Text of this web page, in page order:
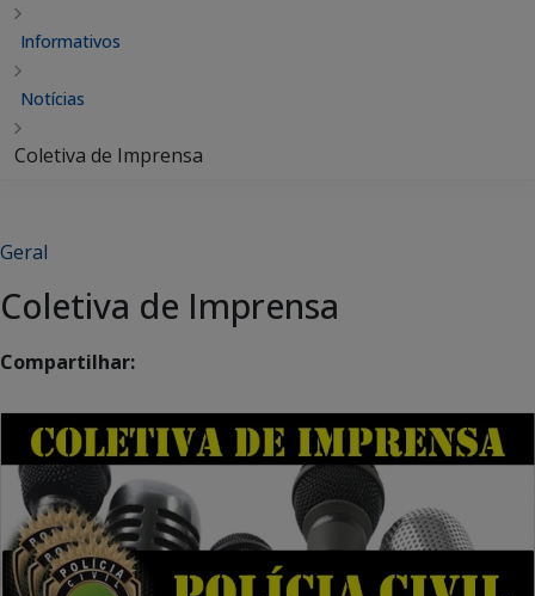
Informativos
Notícias
Coletiva de Imprensa
Geral
Coletiva de Imprensa
Compartilhar: